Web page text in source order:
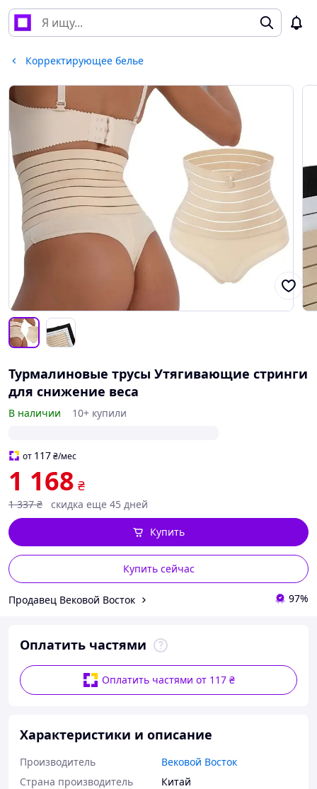
Корректирующее белье
Турмалиновые трусы Утягивающие стринги
для снижение веса
В наличии 10+ купили
от 117₴/мес
1 168 ₴
1 337 ₴ скидка еще 45 дней
Купить сейчас
Купить
Продавец Вековой Восток 97%
Оплатить частями
Оплатить частями от 117 ₴
Характеристики и описание
Производитель
Вековой Восток
Страна производитель
Китай